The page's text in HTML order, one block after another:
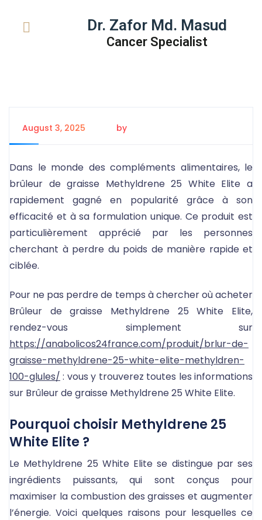
Dr. Zafor Md. Masud
Cancer Specialist
August 3, 2025 by
Dans le monde des compléments alimentaires, le
brûleur de graisse Methyldrene 25 White Elite a
rapidement gagné en popularité grâce à son
efficacité et à sa formulation unique. Ce produit est
particulièrement apprécié par les personnes
cherchant à perdre du poids de manière rapide et
ciblée.
Pour ne pas perdre de temps à chercher où acheter
Brûleur de graisse Methyldrene 25 White Elite,
rendez-vous simplement sur
https://anabolicos24france.com/produit/brlur-de-
graisse-methyldrene-25-white-elite-methyldren-
100-glules/ : vous y trouverez toutes les informations
sur Brûleur de graisse Methyldrene 25 White Elite.
Pourquoi choisir Methyldrene 25
White Elite ?
Le Methyldrene 25 White Elite se distingue par ses
ingrédients puissants, qui sont conçus pour
maximiser la combustion des graisses et augmenter
l’énergie. Voici quelques raisons pour lesquelles ce